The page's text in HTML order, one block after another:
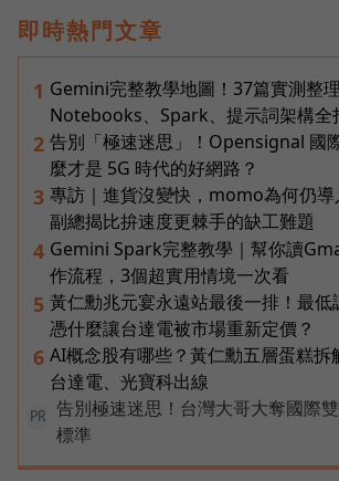
即時熱門文章
1 Gemini完整教學地圖！37篇實測整理
Notebooks、Spark、提示詞架構全
2 告別「極速迷思」！Opensignal 國
麼才是 5G 時代的好網路？
3 專訪｜進貨沒變快，momo為何仍
副總揭比拚速度更棘手的缺工難題
4 Gemini Spark完整教學｜幫你讀
作流程，3個超實用情境一次看
5 黃仁勳兆元宴永遠站最後一排！最低
憑什麼讓台達電被市場重新定價？
6 AI概念股有哪些？黃仁勳五層蛋糕拆
台達電、光寶科出線
PR
告別極速迷思！台灣大哥大奪國際
標準